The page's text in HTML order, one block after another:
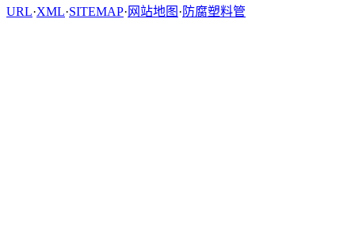
URL·XML·SITEMAP· 网站地图 · 防腐塑料管